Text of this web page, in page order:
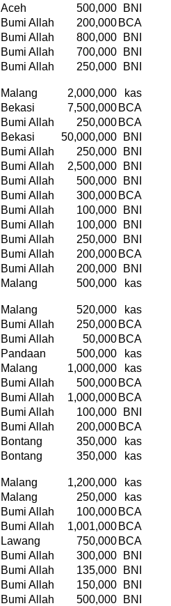
Aceh 500,000
BNI
Bumi Allah 200,000 BCA
Bumi Allah 800,000
BNI
Bumi Allah 700,000
BNI
Bumi Allah 250,000 BNI
Malang 2,000,000
kas
Bekasi 7,500,000 BCA
Bumi Allah 250,000 BCA
Bekasi 50,000,000
BNI
Bumi Allah 250,000
BNI
Bumi Allah 2,500,000
BNI
Bumi Allah 500,000
BNI
Bumi Allah 300,000 BCA
Bumi Allah 100,000
BNI
Bumi Allah 100,000
BNI
Bumi Allah 250,000
BNI
Bumi Allah 200,000 BCA
Bumi Allah 200,000
BNI
Malang 500,000 kas
Malang 520,000
kas
Bumi Allah 250,000 BCA
Bumi Allah 50,000 BCA
Pandaan 500,000
kas
Malang 1,000,000
kas
Bumi Allah 500,000 BCA
Bumi Allah 1,000,000 BCA
Bumi Allah 100,000
BNI
Bumi Allah 200,000 BCA
Bontang 350,000
kas
Bontang 350,000 kas
Malang 1,200,000
kas
Malang 250,000
kas
Bumi Allah 100,000 BCA
Bumi Allah 1,001,000 BCA
Lawang 750,000 BCA
Bumi Allah 300,000
BNI
Bumi Allah 135,000
BNI
Bumi Allah 150,000
BNI
Bumi Allah 500,000
BNI